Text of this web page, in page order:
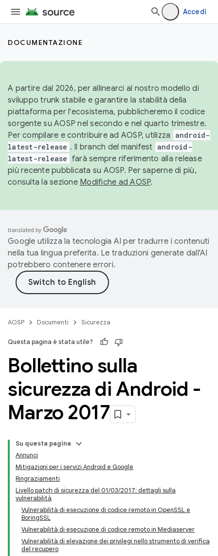
Accedi
DOCUMENTAZIONE
A partire dal 2026, per allinearci al nostro modello di
sviluppo trunk stabile e garantire la stabilità della
piattaforma per l'ecosistema, pubblicheremo il codice
sorgente su AOSP nel secondo e nel quarto trimestre.
Per compilare e contribuire ad AOSP, utilizza
android-
latest-release . Il branch del manifest android-
latest-release farà sempre riferimento alla release
più recente pubblicata su AOSP. Per saperne di più,
consulta la sezione Modifiche ad AOSP.
Google utilizza la tecnologia AI per tradurre i contenuti
nella tua lingua preferita. Le traduzioni generate dall'AI
potrebbero contenere errori.
AOSP Documenti Sicurezza
Questa pagina è stata utile?
Bollettino sulla
sicurezza di Android -
Marzo 2017
Su questa pagina
Annunci
Mitigazioni per i servizi Android e Google
Ringraziamenti
Livello patch di sicurezza del 01/03/2017: dettagli sulla
vulnerabilità
Vulnerabilità di esecuzione di codice remoto in OpenSSL e
BoringSSL
Vulnerabilità di esecuzione di codice remoto in Mediaserver
Vulnerabilità di elevazione dei privilegi nello strumento di verifica
del recupero